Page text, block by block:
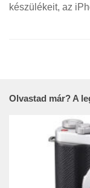
készülékeit, az
Olvastad már? A